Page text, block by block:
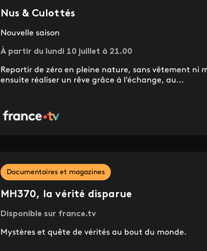
Nus & Culottés
Nouvelle saison
À partir du lundi 10 juillet à 21.00
Repartir de zéro en pleine nature, sans vêtement ni
ensuite réaliser un rêve grâce à l'échange, au...
Documentaires et magazines
MH370, la vérité disparue
Disponible sur france.tv
Mystères et quête de vérités au bout du monde.